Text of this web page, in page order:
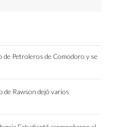
de Petroleros de Comodoro y se
de Rawson dejó varios